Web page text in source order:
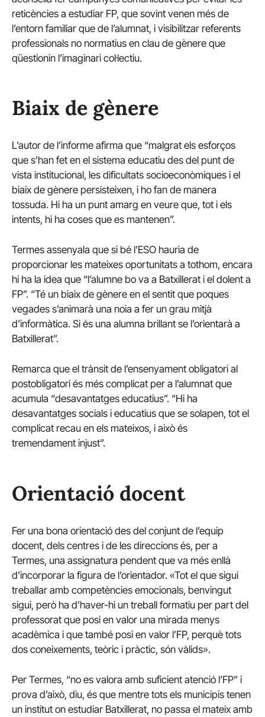
reticències a estudiar FP, que sovint venen més de
l’entorn familiar que de l’alumnat, i visibilitzar referents
professionals no normatius en clau de gènere que
qüestionin l’imaginari col·lectiu.
Biaix de gènere
L’autor de l’informe afirma que “malgrat els esforços
que s’han fet en el sistema educatiu des del punt de
vista institucional, les dificultats socioeconòmiques i el
biaix de gènere persisteixen, i ho fan de manera
tossuda. Hi ha un punt amarg en veure que, tot i els
intents, hi ha coses que es mantenen”.
Termes assenyala que si bé l’ESO hauria de
proporcionar les mateixes oportunitats a tothom, encara
hi ha la idea que “l’alumne bo va a Batxillerat i el dolent a
FP”. “Té un biaix de gènere en el sentit que poques
vegades s’animarà una noia a fer un grau mitjà
d’informàtica. Si és una alumna brillant se l’orientarà a
Batxillerat”.
Remarca que el trànsit de l’ensenyament obligatori al
postobligatori és més complicat per a l’alumnat que
acumula “desavantatges educatius”. “Hi ha
desavantatges socials i educatius que se solapen, tot el
complicat recau en els mateixos, i això és
tremendament injust”.
Orientació docent
Fer una bona orientació des del conjunt de l’equip
docent, dels centres i de les direccions és, per a
Termes, una assignatura pendent que va més enllà
d’incorporar la figura de l’orientador. «Tot el que sigui
treballar amb competències emocionals, benvingut
sigui, però ha d’haver-hi un treball formatiu per part del
professorat que posi en valor una mirada menys
acadèmica i que també posi en valor l’FP, perquè tots
dos coneixements, teòric i pràctic, són vàlids».
Per Termes, “no es valora amb suficient atenció l’FP” i
prova d’això, diu, és que mentre tots els municipis tenen
un institut on estudiar Batxillerat, no passa el mateix amb